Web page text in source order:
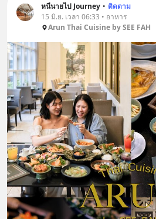
หนีนายไป Journey • ติดตาม
15 มิ.ย. เวลา 06:33 • อาหาร
Arun Thai Cuisine by SEE FAH